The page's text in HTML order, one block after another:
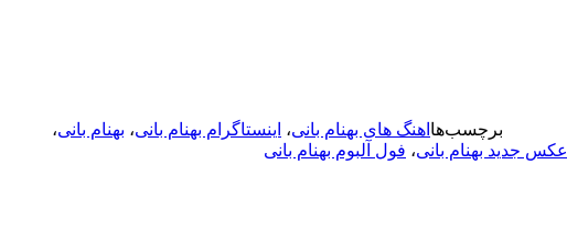
برچسب‌ها اهنگ های بهنام بانی، اینستاگرام بهنام بانی، بهنام بانی،
عکس جدید بهنام بانی، فول آلبوم بهنام بانی